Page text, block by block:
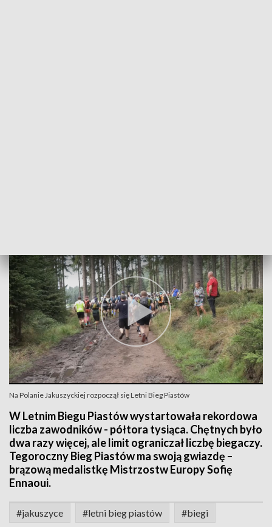
Na Polanie Jakuszyckiej rozpoczął się Letni Bieg Piastów
W Letnim Biegu Piastów wystartowała rekordowa
liczba zawodników - półtora tysiąca. Chętnych było
dwa razy więcej, ale limit ograniczał liczbę biegaczy.
Tegoroczny Bieg Piastów ma swoją gwiazdę –
brązową medalistkę Mistrzostw Europy Sofię
Ennaoui.
#jakuszyce #letni bieg piastów #biegi